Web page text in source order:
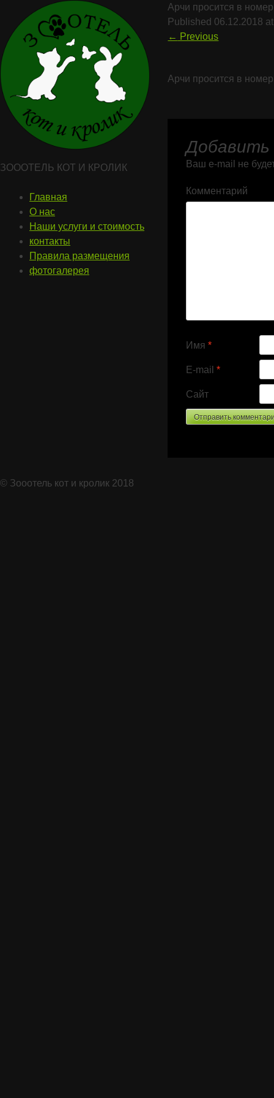
ЗОООТЕЛЬ КОТ И КРОЛИК
Главная
О нас
Наши услуги и стоимость
контакты
Правила размещения
фотогалерея
Арчи просится в номер
Published 06.12.2018
← Previous
Арчи просится в номер
Ваш e-mail не
Комментарий
Имя*
E-mail*
Сайт
© Зооотель кот и кролик 2018